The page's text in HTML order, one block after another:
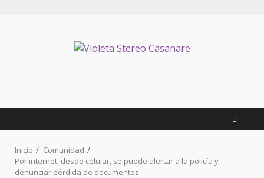
Inicio
Comunidad
Por internet, desde celular, se puede alertar a la policía y
denunciar pérdida de documentos